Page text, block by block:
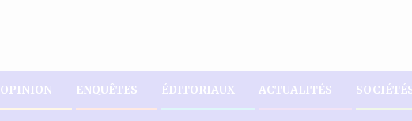
OPINION ENQUÊTES ÉDITORIAUX ACTUALITÉS